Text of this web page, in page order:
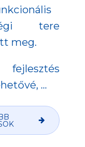
tere
meg.
…